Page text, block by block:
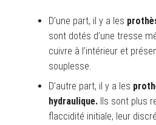
D’une part, il y a les
sont dotés d’une tresse
cuivre à l’intérieur et
souplesse.
D’autre part, il y a les
hydraulique. Ils sont plus
flaccidité initiale, leur